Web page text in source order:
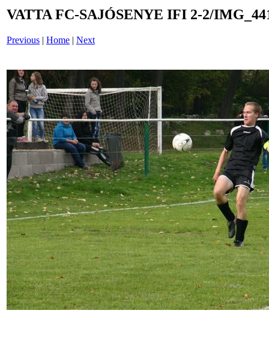
VATTA FC-SAJÓSENYE IFI 2-2/
Previous | Home | Next